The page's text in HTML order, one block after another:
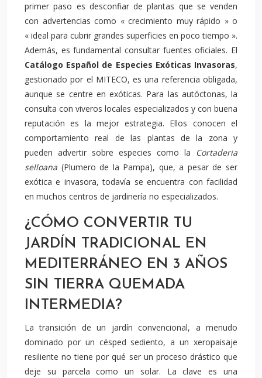
primer paso es desconfiar de plantas que se venden
con advertencias como « crecimiento muy rápido » o
« ideal para cubrir grandes superficies en poco tiempo ».
Además, es fundamental consultar fuentes oficiales. El
Catálogo Español de Especies Exóticas Invasoras,
gestionado por el MITECO, es una referencia obligada,
aunque se centre en exóticas. Para las autóctonas, la
consulta con viveros locales especializados y con buena
reputación es la mejor estrategia. Ellos conocen el
comportamiento real de las plantas de la zona y
pueden advertir sobre especies como la
Cortaderia
selloana (Plumero de la Pampa), que, a pesar de ser
exótica e invasora, todavía se encuentra con facilidad
en muchos centros de jardinería no especializados.
¿CÓMO CONVERTIR TU
JARDÍN TRADICIONAL EN
MEDITERRÁNEO EN 3 AÑOS
SIN TIERRA QUEMADA
INTERMEDIA?
La transición de un jardín convencional, a menudo
dominado por un césped sediento, a un xeropaisaje
resiliente no tiene por qué ser un proceso drástico que
deje su parcela como un solar. La clave es una